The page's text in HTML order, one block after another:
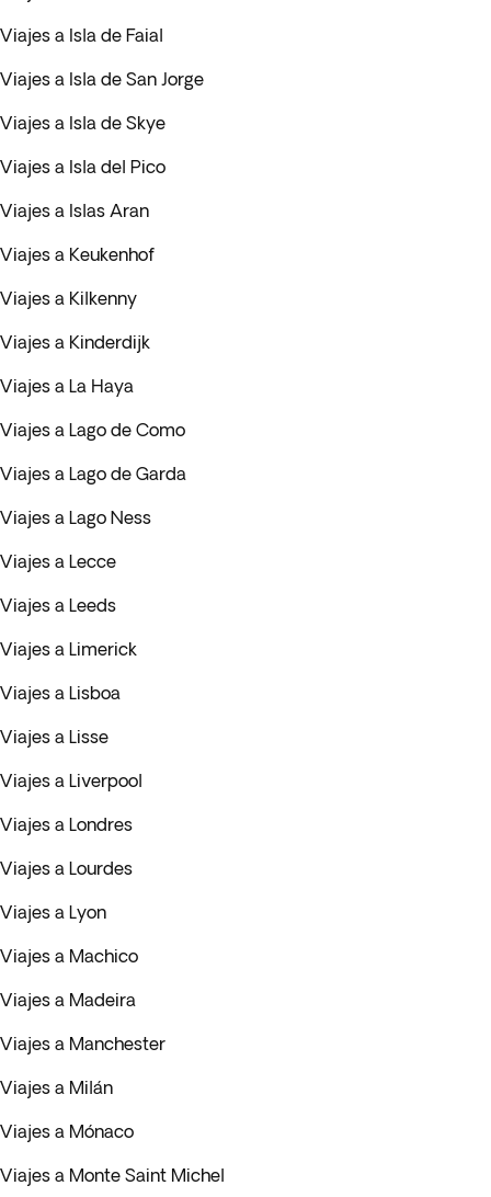
Viajes a Isla de Faial
Viajes a Isla de San Jorge
Viajes a Isla de Skye
Viajes a Isla del Pico
Viajes a Islas Aran
Viajes a Keukenhof
Viajes a Kilkenny
Viajes a Kinderdijk
Viajes a La Haya
Viajes a Lago de Como
Viajes a Lago de Garda
Viajes a Lago Ness
Viajes a Lecce
Viajes a Leeds
Viajes a Limerick
Viajes a Lisboa
Viajes a Lisse
Viajes a Liverpool
Viajes a Londres
Viajes a Lourdes
Viajes a Lyon
Viajes a Machico
Viajes a Madeira
Viajes a Manchester
Viajes a Milán
Viajes a Mónaco
Viajes a Monte Saint Michel